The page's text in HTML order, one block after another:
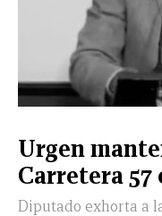
Urgen
Carretera 57
Diputado exhorta a